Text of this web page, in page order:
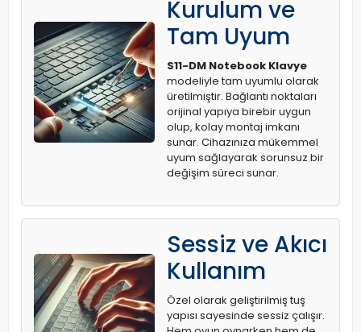
Kurulum ve
Tam Uyum
S11-DM Notebook Klavye
modeliyle tam uyumlu olarak
üretilmiştir. Bağlantı noktaları
orijinal yapıya birebir uygun
olup, kolay montaj imkanı
sunar. Cihazınıza mükemmel
uyum sağlayarak sorunsuz bir
değişim süreci sunar.
Sessiz ve Akıcı
Kullanım
Özel olarak geliştirilmiş tuş
yapısı sayesinde sessiz çalışır.